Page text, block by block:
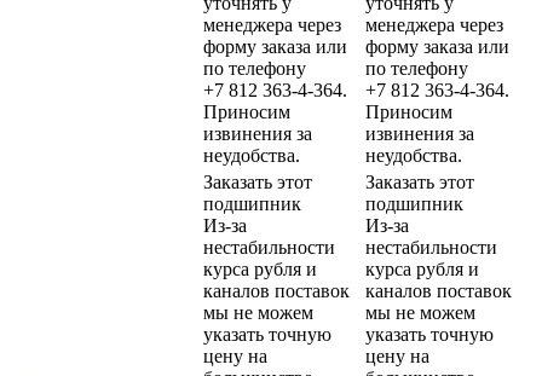
менеджера через
форму заказа или
по телефону
+7 812 363-4-364.
Приносим
извинения за
неудобства.
менеджера через
форму заказа или
по телефону
+7 812 363-4-364.
Приносим
извинения за
неудобства.
Заказать этот
подшипник
Из-за
нестабильности
курса рубля и
каналов поставок
мы не можем
указать точную
цену на
Заказать этот
подшипник
Из-за
нестабильности
курса рубля и
каналов поставок
мы не можем
указать точную
цену на